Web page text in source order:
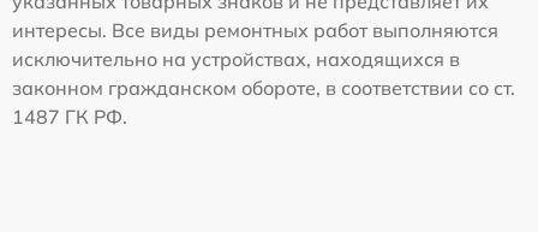
интересы. Все виды ремонтных работ выполняются
исключительно на устройствах, находящихся в
законном гражданском обороте, в соответствии со ст.
1487 ГК РФ.